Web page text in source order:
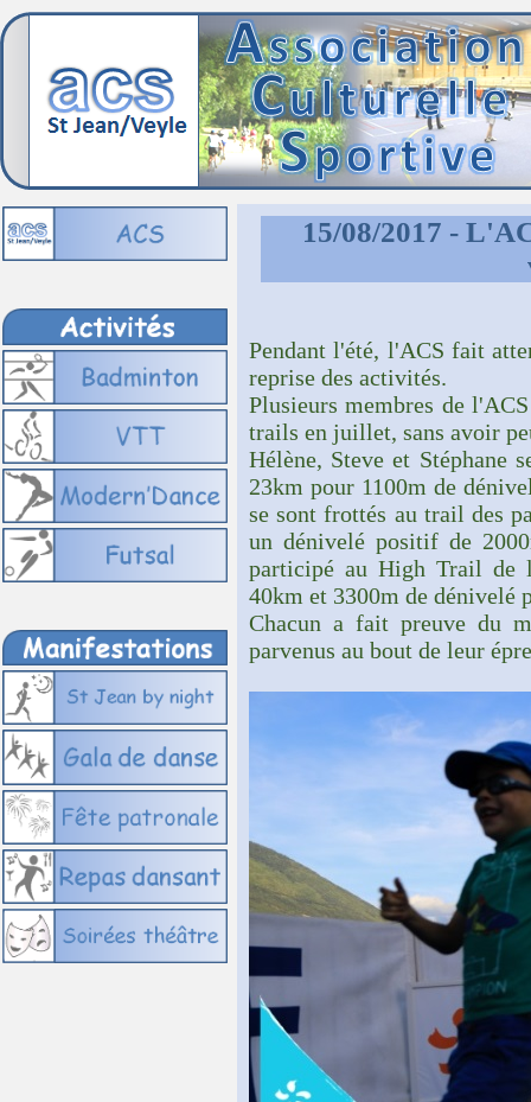
15/08/2017 -
Pendant l'été, l'ACS fait
reprise des activités.
Plusieurs membres de
trails en juillet, sans avoir
Hélène, Steve et Stéphane
23km pour 1100m de
se sont frottés au trail des
un dénivelé positif de
participé au High Trail de
40km et 3300m de dénivelé
Chacun a fait preuve du
parvenus au bout de leur